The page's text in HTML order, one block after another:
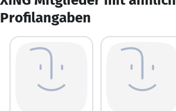
Profilangaben